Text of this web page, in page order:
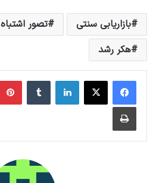
بازاریابی سنتی تصور اشتباه
هکر رشد
لینکداینتامبلر
چاپ